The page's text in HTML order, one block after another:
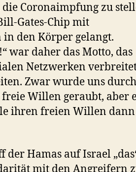
die Coronaimpfung zu
Gates-Chip mit
den Körper gelangt.
war daher das Motto, das
Netzwerken
Zwar wurde uns durch
Willen geraubt, aber
ihren freien Willen dann
Hamas auf Israel
mit den Angreifern